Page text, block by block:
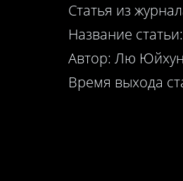
Статья из
Название
Автор: Лю
Время выхода